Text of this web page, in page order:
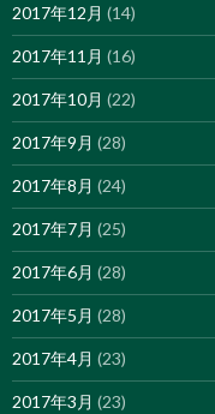
2017年12月 (14)
2017年11月 (16)
2017年10月 (22)
2017年9月 (28)
2017年8月 (24)
2017年7月 (25)
2017年6月 (28)
2017年5月 (28)
2017年4月 (23)
2017年3月 (23)